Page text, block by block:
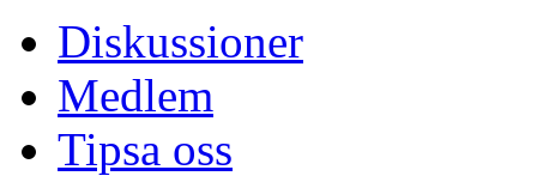
Diskussioner
Medlem
Tipsa oss